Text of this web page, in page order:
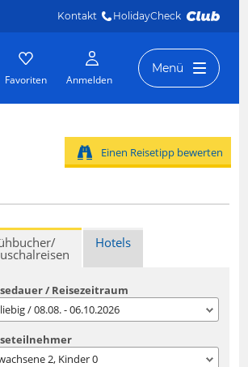
Kontakt HolidayCheck
Favoriten Anmelden
Menü
Einen Reisetipp bewerten
Hotels
/ Reisezeitraum
/ 08.08. - 06.10.2026
2, Kinder0